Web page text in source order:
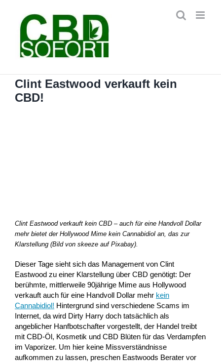
springen
Clint Eastwood verkauft kein
CBD!
Clint Eastwood verkauft kein CBD – auch für eine Handvoll Dollar
mehr bietet der Hollywood Mime kein Cannabidiol an, das zur
Klarstellung (Bild von skeeze auf Pixabay).
Dieser Tage sieht sich das Management von Clint
Eastwood zu einer Klarstellung über CBD genötigt: Der
berühmte, mittlerweile 90jährige Mime aus Hollywood
verkauft auch für eine Handvoll Dollar mehr kein
Cannabidiol! Hintergrund sind verschiedene Scams im
Internet, da wird Dirty Harry doch tatsächlich als
angeblicher Hanfbotschafter vorgestellt, der Handel treibt
mit CBD-Öl, Kosmetik und CBD Blüten für das Verdampfen
im Vaporizer. Um hier keine Missverständnisse
aufkommen zu lassen, preschen Eastwoods Berater vor